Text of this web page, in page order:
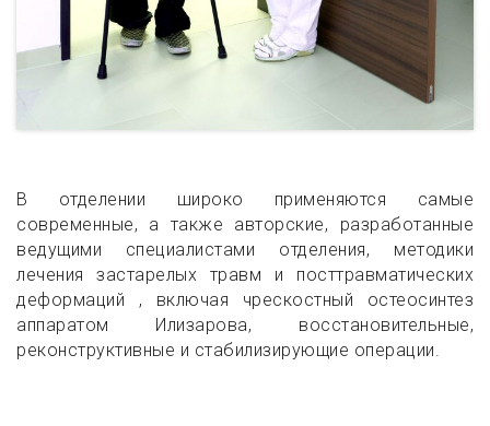
В отделении широко применяются самые
современные, а также авторские, разработанные
ведущими специалистами отделения, методики
лечения застарелых травм и посттравматических
деформаций , включая чрескостный остеосинтез
аппаратом Илизарова, восстановительные,
реконструктивные и стабилизирующие операции.